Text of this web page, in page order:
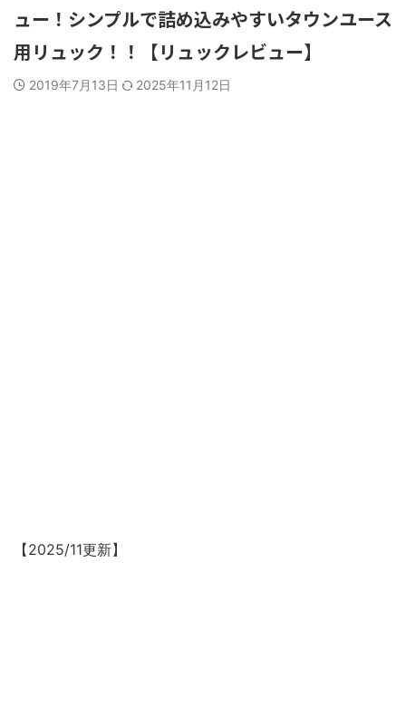
選考条件 ...
ュー！シンプルで詰め込みやすいタウンユース
用リュック！！【リュックレビュー】
2019年7月13日 2025年11月12日
【2025/11更新】